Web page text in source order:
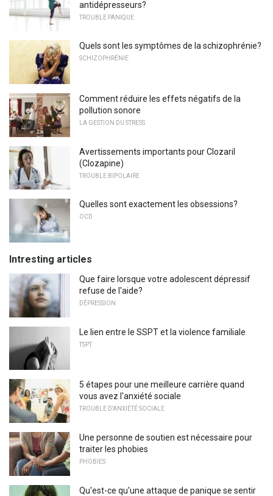
antidépresseurs?
TROUBLE PANIQUE
Quels sont les symptômes de la schizophrénie?
SCHIZOPHRÉNIE
Comment réduire les effets négatifs de la
pollution sonore
LA GESTION DU STRESS
Avertissements importants pour Clozaril
(Clozapine)
TROUBLE BIPOLAIRE
Quelles sont exactement les obsessions?
OCD
Intresting articles
Que faire lorsque votre adolescent dépressif
refuse de l'aide?
DÉPRESSION
Le lien entre le SSPT et la violence familiale
TSPT
5 étapes pour une meilleure carrière quand
vous avez l'anxiété sociale
TROUBLE D'ANXIÉTÉ SOCIALE
Une personne de soutien est nécessaire pour
traiter les phobies
PHOBIES
Qu'est-ce qu'une attaque de panique se sentir